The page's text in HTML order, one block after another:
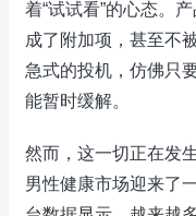
着“试试看”的心态。
成了附加项，甚至不
急式的投机，仿佛只
能暂时缓解。
然而，这一切正在发
男性健康市场迎来了